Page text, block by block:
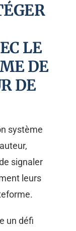
LE
DE
DE
système
signaler
leurs
un défi